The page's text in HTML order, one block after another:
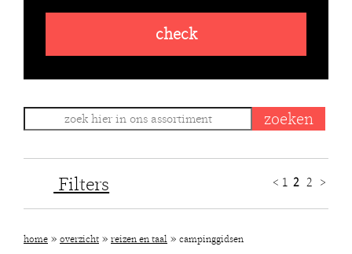
check
Filters < 1 2 2 >
home » overzicht » reizen en taal » campinggidsen